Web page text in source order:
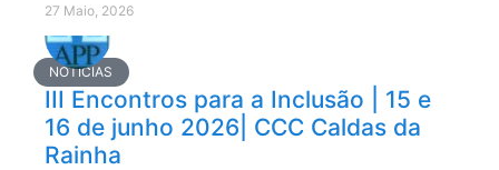
27 Maio, 2026
NOTÍCIAS
III Encontros para a Inclusão | 15 e
16 de junho 2026| CCC Caldas da
Rainha